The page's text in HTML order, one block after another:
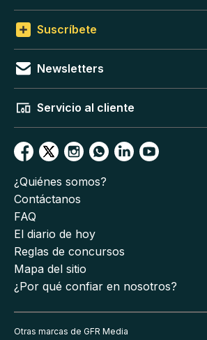
Suscríbete
Newsletters
Servicio al cliente
¿Quiénes somos?
Contáctanos
FAQ
El diario de hoy
Reglas de concursos
Mapa del sitio
¿Por qué confiar en nosotros?
Otras marcas de GFR Media